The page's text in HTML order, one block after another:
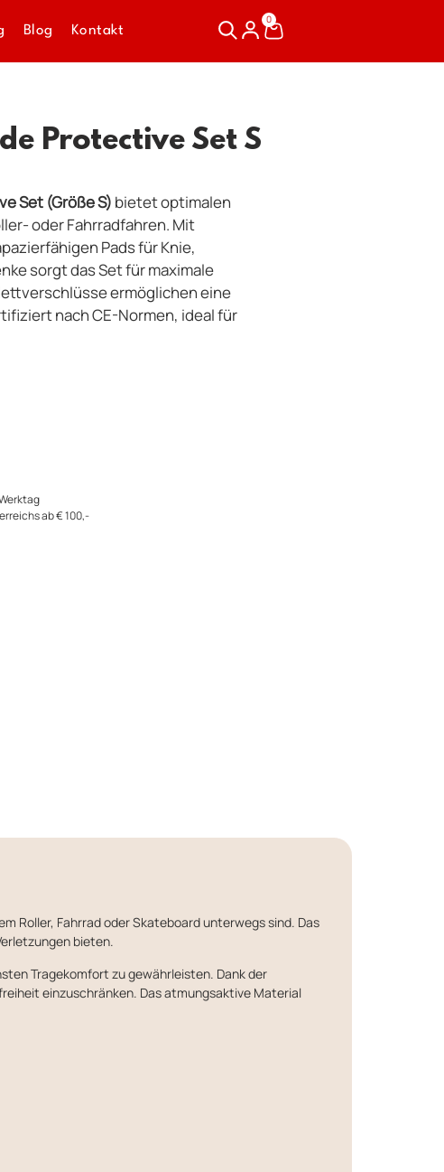
Blog Kontakt
0
Protective Set S
Set (Größe S) bietet optimalen
oder Fahrradfahren. Mit
Pads für Knie,
sorgt das Set für maximale
ermöglichen eine
nach CE-Normen, ideal für
ab € 100,-
Roller, Fahrrad oder Skateboard unterwegs sind. Das
bieten.
Tragekomfort zu gewährleisten. Dank der
einzuschränken. Das atmungsaktive Material